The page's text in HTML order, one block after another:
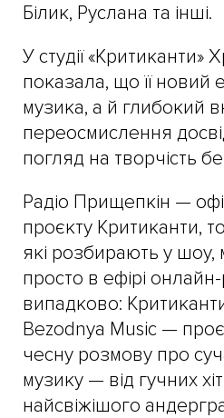
Білик, Руслана та інші.
У студії «Критиканти»
показала, що її
музика, а й глибокий
переосмислення
погляд на творчість
​Радіо Прищепкін —
проєкту Критиканти,
які розбирають у шоу,
просто в ефірі
випадково:
Bezodnya Music —
чесну розмову про
музику — від гучних
найсвіжішого